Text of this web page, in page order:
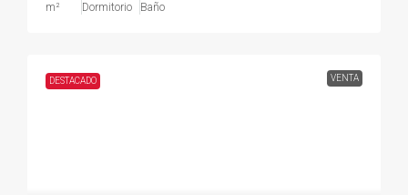
m² Dormitorio Baño
DESTACADO VENTA